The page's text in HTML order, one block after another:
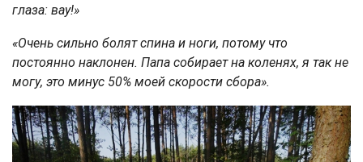
глаза: вау!»
«Очень сильно болят спина и ноги, потому что
постоянно наклонен. Папа собирает на коленях, я так не
могу, это минус 50% моей скорости сбора».